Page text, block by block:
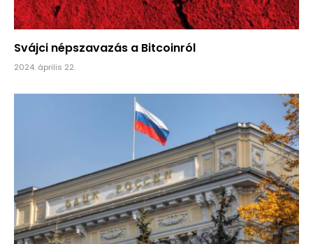
Svájci népszavazás a Bitcoinról
2024. április 22.